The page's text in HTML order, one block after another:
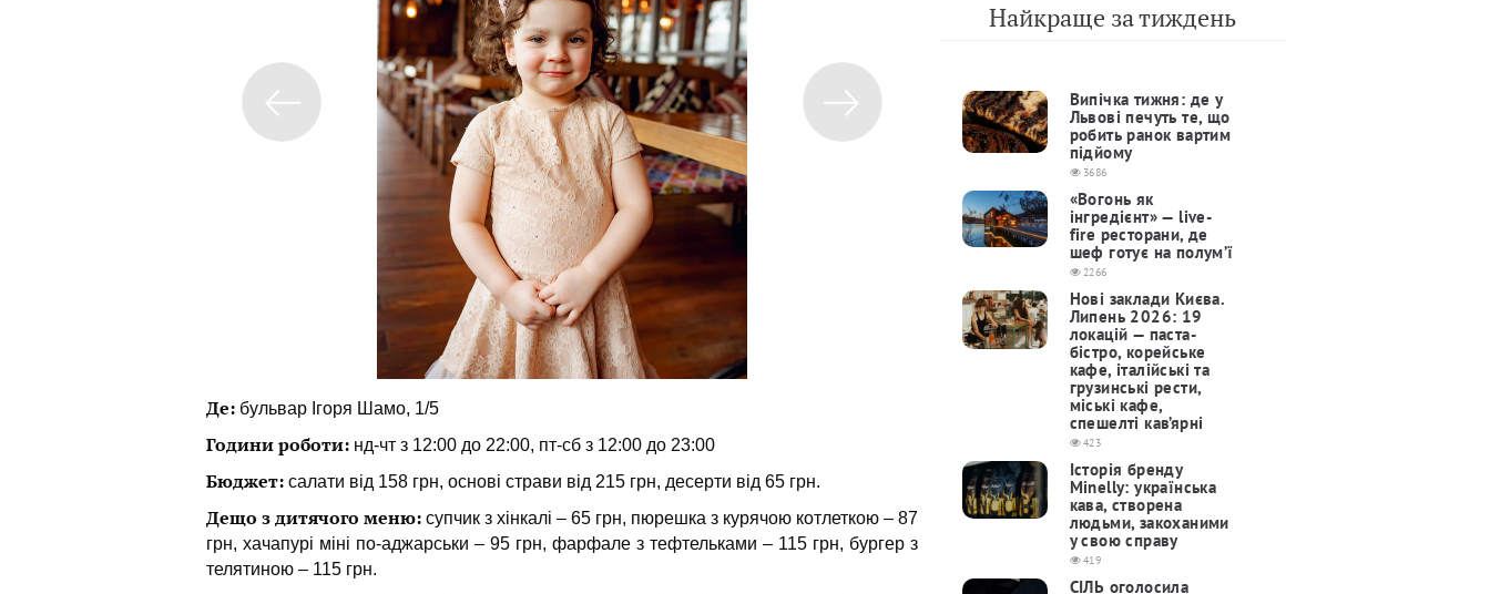
Де:бульвар Ігоря Шамо, 1/5
Години роботи:нд-чт з 12:00 до 22:00, пт-сб з 12:00 до 23:00
Бюджет:салати від 158 грн, основі страви від 215 грн, десерти від 65 грн.
Дещо з дитячого меню:супчик з хінкалі – 65 грн, пюрешка з курячою котлеткою – 87
грн, хачапурі міні по-аджарськи – 95 грн, фарфале з тефтельками – 115 грн, бургер з
телятиною – 115 грн.
Найкраще за тиждень
Випічка тижня: де у
Львові печуть те, що
робить ранок вартим
підйому
3686
«Вогонь як
інгредієнт» — live-
fire ресторани, де
шеф готує на полум’ї
2266
Нові заклади Києва.
Липень 2026: 19
локацій — паста-
бістро, корейське
кафе, італійські та
грузинські рести,
міські кафе,
спешелті кав’ярні
423
Історія бренду
Minelly: українська
кава, створена
людьми, закоханими
у свою справу
419
СІЛЬ оголосила